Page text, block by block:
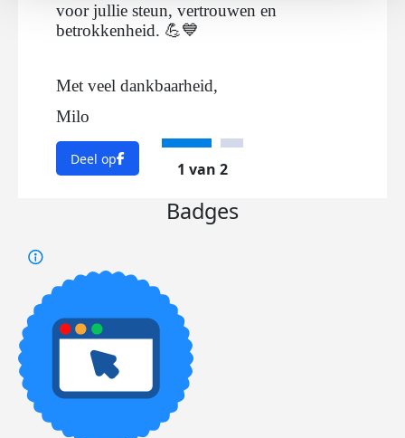
voor jullie steun, vertrouwen en
betrokkenheid. 💪💙
Met veel dankbaarheid,
Milo
Deel op
1 van 2
Badges